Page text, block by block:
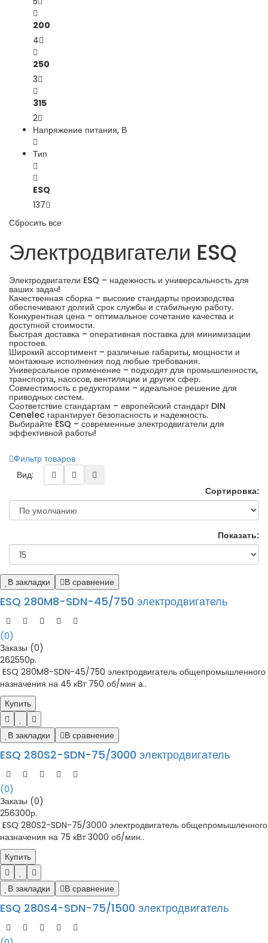
200
4
250
3
315
2
Напряжение питания, В
Тип
ESQ
137
Сбросить все
Электродвигатели ESQ
Электродвигатели ESQ – надежность и универсальность для
ваших задач!
Качественная сборка – высокие стандарты производства
обеспечивают долгий срок службы и стабильную работу.
Конкурентная цена – оптимальное сочетание качества и
доступной стоимости.
Быстрая доставка – оперативная поставка для минимизации
простоев.
Широкий ассортимент – различные габариты, мощности и
монтажные исполнения под любые требования.
Универсальное применение – подходят для промышленности,
транспорта, насосов, вентиляции и других сфер.
Совместимость с редукторами – идеальное решение для
приводных систем.
Соответствие стандартам – европейский стандарт DIN
Cenelec гарантирует безопасность и надежность.
Выбирайте ESQ – современные электродвигатели для
эффективной работы!
Фильтр товаров
Вид:
Сортировка:
Показать:
В закладки В сравнение
ESQ 280M8-SDN-45/750 электродвигатель
(0)
Заказы (0)
262550р.
ESQ 280M8-SDN-45/750 электродвигатель общепромышленного
назначения на 45 кВт 750 об/мин а..
Купить
В закладки В сравнение
ESQ 280S2-SDN-75/3000 электродвигатель
(0)
Заказы (0)
256300р.
ESQ 280S2-SDN-75/3000 электродвигатель общепромышленного
назначения на 75 кВт 3000 об/мин..
Купить
В закладки В сравнение
ESQ 280S4-SDN-75/1500 электродвигатель